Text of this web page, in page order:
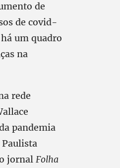
de
de covid-
um quadro
na
rede
pandemia
jornal Folha